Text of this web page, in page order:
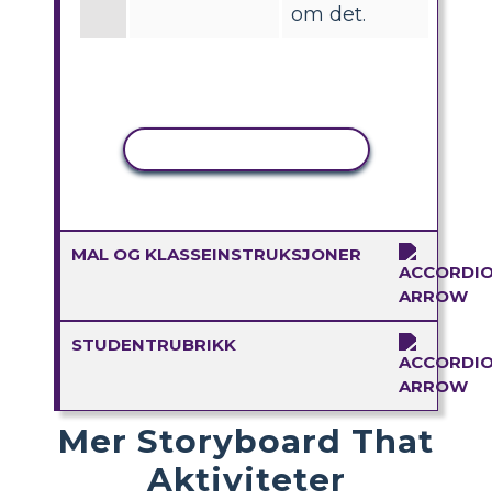
om det.
MAL OG KLASSEINSTRUKSJONER
STUDENTRUBRIKK
Mer Storyboard That
Aktiviteter